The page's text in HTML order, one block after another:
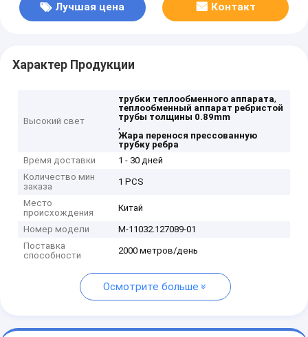
Лучшая цена Контакт
Характер Продукции
Высокий свет
трубки теплообменного аппарата,
теплообменный аппарат ребристой
трубы толщины 0.89mm
,
Жара перенося прессованную
трубку ребра
Время доставки
1 - 30 дней
Количество мин
заказа
1 PCS
Место
происхождения
Китай
Номер модели
M-11032.127089-01
Поставка
способности
2000 метров/день
Осмотрите больше